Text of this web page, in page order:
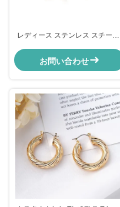
レディース ステンレス スチール
スターリング シルバー ハグジー
イヤリング
お問い合わせ